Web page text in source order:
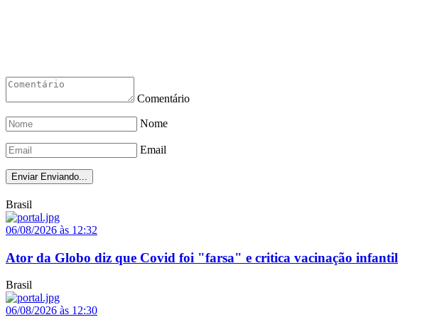
Comentário
Nome
Email
Enviar Enviando...
Brasil
06/08/2026 às 12:32
Ator da Globo diz que Covid foi "farsa" e critica vacinação infantil
Brasil
06/08/2026 às 12:30